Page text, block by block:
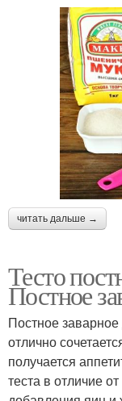
читать дальше →
Тесто
Постное
Постное заварное
отлично
получается
теста в отличие